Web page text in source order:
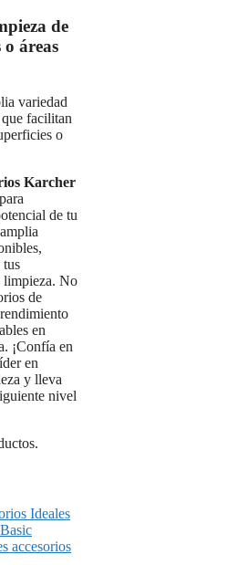
de
o áreas
variedad
que facilitan
o
Karcher
de tu
tus
limpieza. No
de
en
¡Confía en
en
y lleva
nivel
Ideales
accesorios